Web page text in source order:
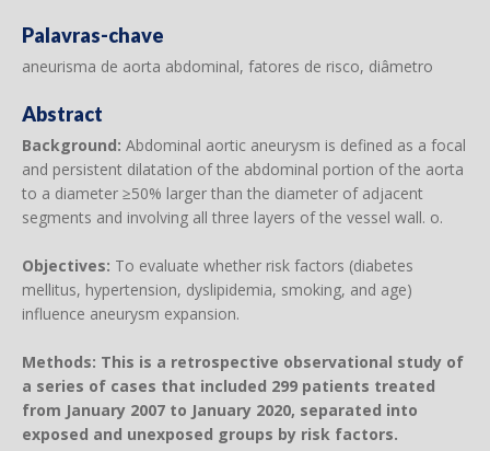
Palavras-chave
aneurisma de aorta abdominal, fatores de risco, diâmetro
Abstract
Background: Abdominal aortic aneurysm is defined as a focal
and persistent dilatation of the abdominal portion of the aorta
to a diameter ≥50% larger than the diameter of adjacent
segments and involving all three layers of the vessel wall. o.
Objectives: To evaluate whether risk factors (diabetes
mellitus, hypertension, dyslipidemia, smoking, and age)
influence aneurysm expansion.
Methods: This is a retrospective observational study of
a series of cases that included 299 patients treated
from January 2007 to January 2020, separated into
exposed and unexposed groups by risk factors.